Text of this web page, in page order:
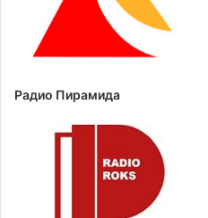
Радио Пирамида